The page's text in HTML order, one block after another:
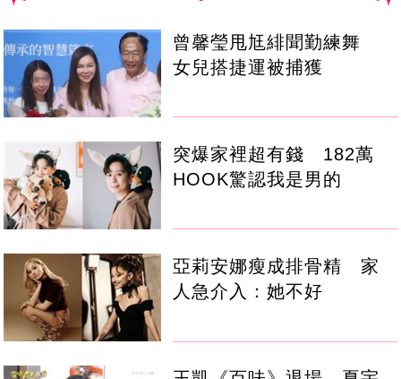
曾馨瑩甩尪緋聞勤練舞
女兒搭捷運被捕獲
突爆家裡超有錢 182萬
HOOK驚認我是男的
亞莉安娜瘦成排骨精 家
人急介入：她不好